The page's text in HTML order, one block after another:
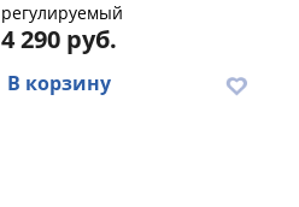
регулируемый
4 290 руб.
В корзину